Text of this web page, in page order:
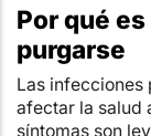
Por qué
purgarse
Las infecciones
afectar la salud
síntomas son